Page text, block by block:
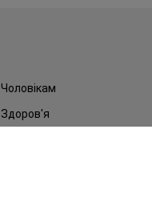
Чоловікам
Здоров'я